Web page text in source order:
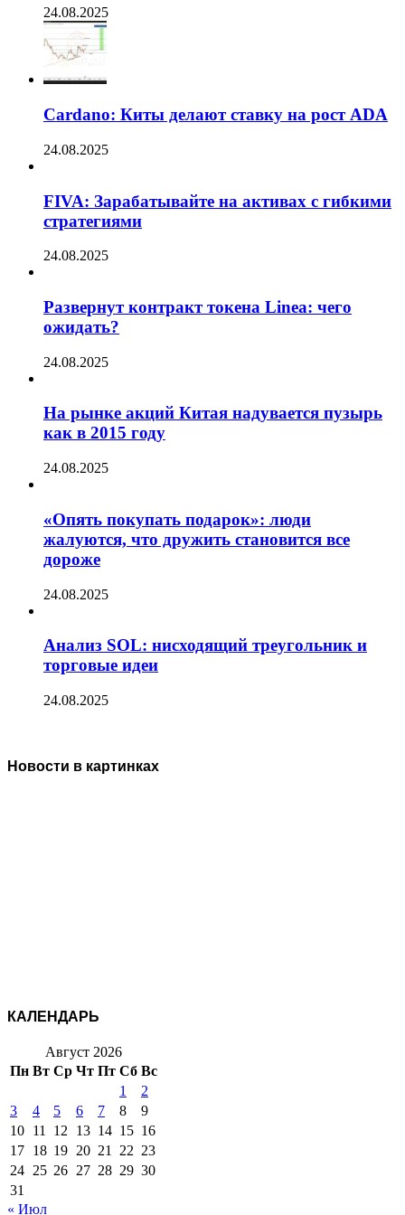
24.08.2025
Cardano: Киты делают ставку на рост ADA
24.08.2025
FIVA: Зарабатывайте на активах с гибкими
стратегиями
24.08.2025
Развернут контракт токена Linea: чего
ожидать?
24.08.2025
На рынке акций Китая надувается пузырь
как в 2015 году
24.08.2025
«Опять покупать подарок»: люди
жалуются, что дружить становится все
дороже
24.08.2025
Анализ SOL: нисходящий треугольник и
торговые идеи
24.08.2025
Новости в картинках
КАЛЕНДАРЬ
Август 2026
Пн Вт Ср Чт Пт Сб Вс
1
2
3
4 5 6 7 8
9
10 11 12 13 14 15 16
17 18 19 20 21 22 23
24 25 26 27 28 29 30
31
« Июл